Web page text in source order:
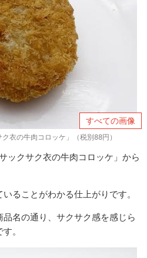
すべての画像
衣の牛肉コロッケ」（税別88円）
ックサク衣の牛肉コロッケ」から
ることがわかる仕上がりです。
名の通り、サクサク感を感じら
。